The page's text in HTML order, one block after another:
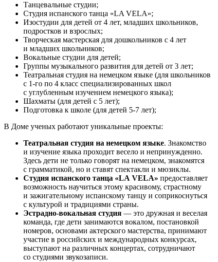
Танцевальные студии;
Студия испанского танца «LA VELA»;
Изостудии для детей от 4 лет, младших школьников,
подростков и взрослых;
Творческая мастерская для дошкольников с 4 лет
и младших школьников;
Вокальные студии для детей;
Группы музыкального развития для детей от 3 лет;
Театральная студия на немецком языке (для школьников
с 1-го по 4 класс специализированных школ
с углубленным изучением немецкого языка);
Шахматы (для детей с 5 лет);
Подготовка к школе (для детей 5-7 лет);
В Доме ученых работают уникальные проекты:
Театральная студия на немецком языке. Знакомство
и изучение языка проходит весело и непринужденно.
Здесь дети не только говорят на немецком, знакомятся
с грамматикой, но и ставят спектакли и мюзиклы.
Студия испанского танца «LA VELA» предоставляет
возможность научиться этому красивому, страстному
и зажигательному испанскому танцу и соприкоснуться
с культурой и традициями страны.
Эстрадно-вокальная студия — это дружная и веселая
команда, где дети занимаются вокалом, постановкой
номеров, основами актерского мастерства, принимают
участие в российских и международных конкурсах,
выступают на различных концертах, сотрудничают
со студиями звукозаписи.